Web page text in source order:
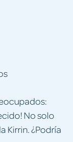
No solo
Kirrin. ¿Podría